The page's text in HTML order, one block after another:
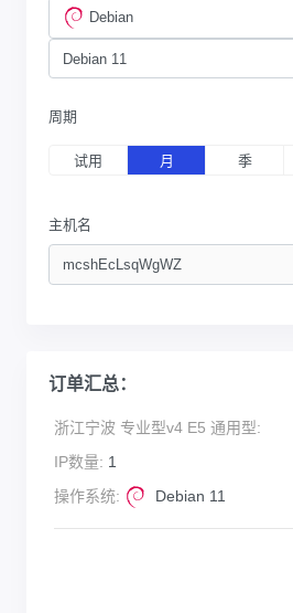
Debian
周期
试用 月 季
主机名
订单汇总：
浙江宁波 专业型v4 E5 通用型:
IP数量: 1
操作系统:
Debian 11